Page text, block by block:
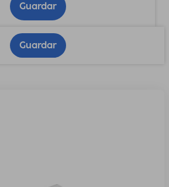
Guardar
Guardar